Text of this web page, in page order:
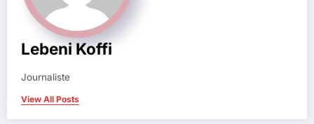
Lebeni Koffi
Journaliste
View All Posts